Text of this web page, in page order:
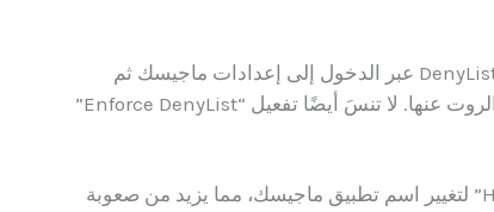
عند استخدام تطبيقات مصرفية، يمكنك إضافتها لقائمة DenyList عبر الدخول إلى إعدادات ماجيسك ثم
Configure DenyList، وتحديد التطبيقات المراد إخفاء الروت عنها. لا تنسَ أيضًا تفعيل “Enforce DenyList”
لحماية إضافية، استخدم خاصية “Hide the Magisk app” لتغيير اسم تطبيق ماجيسك، مما يزيد من صعوبة